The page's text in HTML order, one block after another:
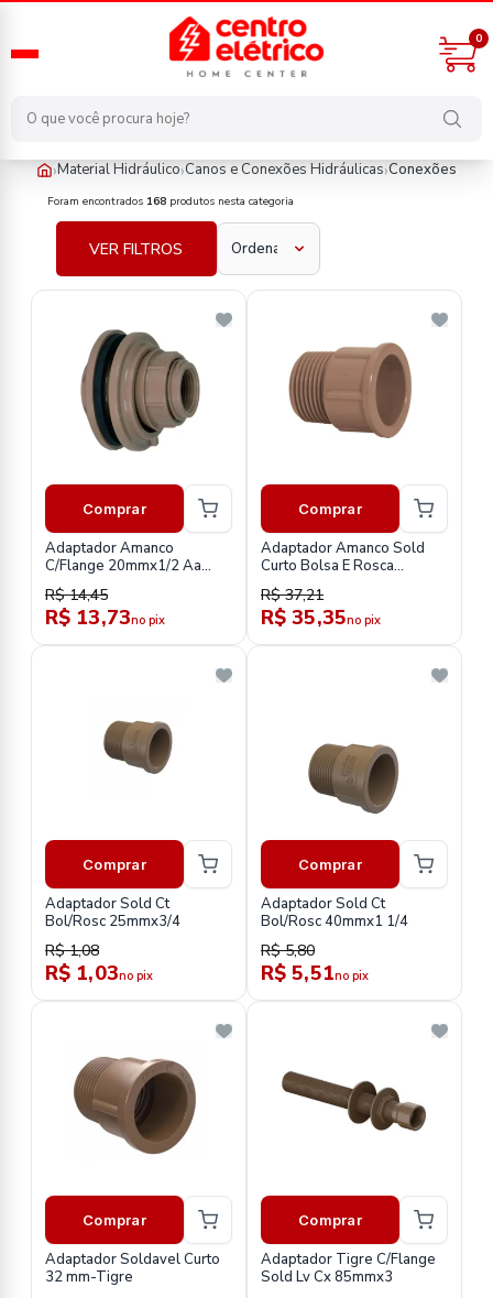
0
›Material Hidráulico›Canos e Conexões Hidráulicas›Conexões
material-hidraulico/canos-e-conexoes-hidraulicas/conexoes
Foram encontrados 168 produtos nesta categoria
VER FILTROS
Comprar
Adaptador Amanco
C/Flange 20mmx1/2 Aa
Sold Cx Dagua Cb
R$ 14,45
R$ 13,73no pix
Comprar
Adaptador Amanco Sold
Curto Bolsa E Rosca
110mmx4
R$ 37,21
R$ 35,35no pix
Comprar
Adaptador Sold Ct
Bol/Rosc 25mmx3/4
R$ 1,08
R$ 1,03no pix
Comprar
Adaptador Sold Ct
Bol/Rosc 40mmx1 1/4
R$ 5,80
R$ 5,51no pix
Comprar
Adaptador Soldavel Curto
32 mm-Tigre
Comprar
Adaptador Tigre C/Flange
Sold Lv Cx 85mmx3